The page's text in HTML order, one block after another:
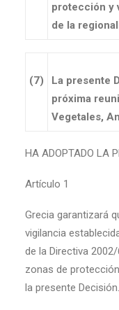
protección y
de la
(7)
La presente
próxima
Vegetales,
HA ADOPTADO LA
Artículo 1
Grecia garantizará
vigilancia
de la Directiva
zonas de
la presente Decisión.